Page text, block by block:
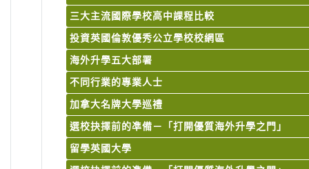
三大主流國際學校高中課程比較
投資英國倫敦優秀公立學校校網區
海外升學五大部署
不同行業的專業人士
加拿大名牌大學巡禮
選校抉擇前的凖備－「打開優質海外升學之門」
留學英國大學